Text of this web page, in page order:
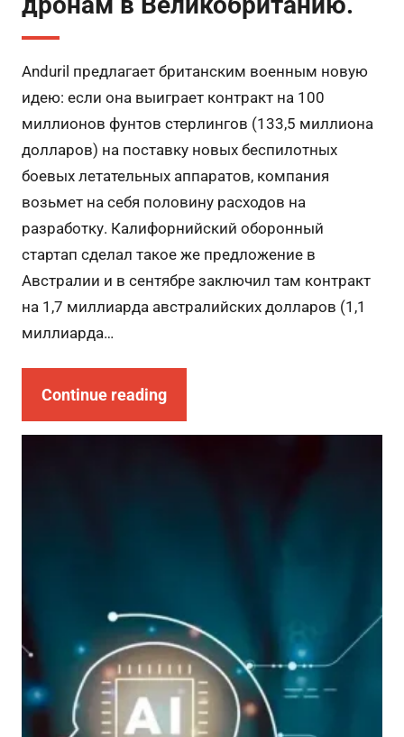
Anduril предлагает британским военным новую
идею: если она выиграет контракт на 100
миллионов фунтов стерлингов (133,5 миллиона
долларов) на поставку новых беспилотных
боевых летательных аппаратов, компания
возьмет на себя половину расходов на
разработку. Калифорнийский оборонный
стартап сделал такое же предложение в
Австралии и в сентябре заключил там контракт
на 1,7 миллиарда австралийских долларов (1,1
миллиарда…
Continue reading